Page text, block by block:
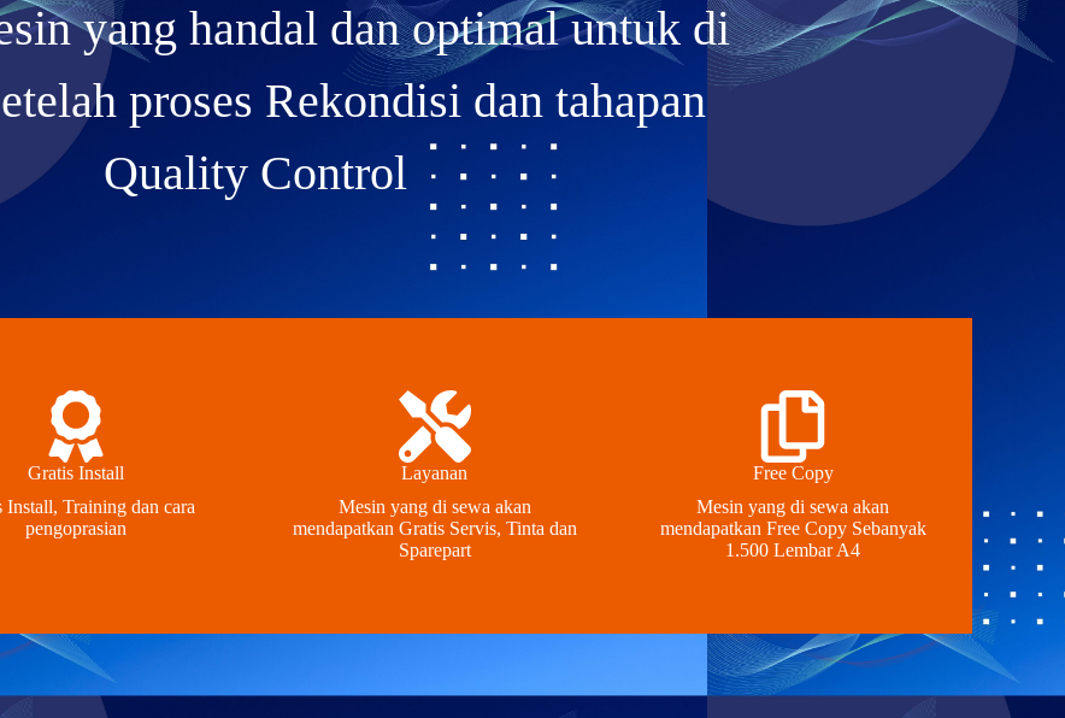
yang handal dan optimal untuk di
proses Rekondisi dan tahapan
Quality Control
Gratis Install
Install, Training dan cara
pengoprasian
Layanan
Mesin yang di sewa akan
mendapatkan Gratis Servis, Tinta dan
Sparepart
Free Copy
Mesin yang di sewa akan
mendapatkan Free Copy Sebanyak
1.500 Lembar A4